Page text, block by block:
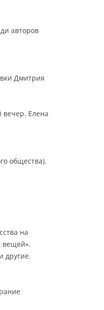
авторов
Дмитрия
вечер. Елена
общества).
на
вещей».
другие.